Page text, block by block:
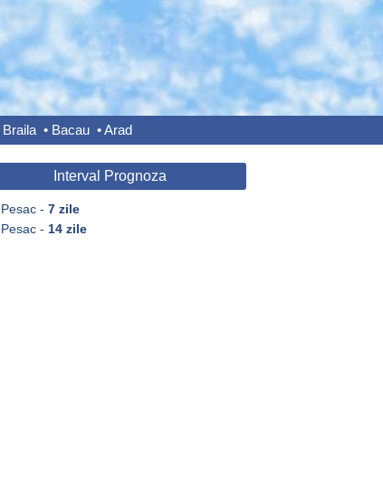
Braila • Bacau •Arad
Interval Prognoza
Pesac - 7 zile
Pesac - 14 zile